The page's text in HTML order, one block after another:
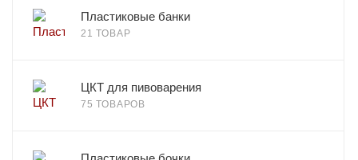
Пластиковые банки
21 ТОВАР
ЦКТ для пивоварения
75 ТОВАРОВ